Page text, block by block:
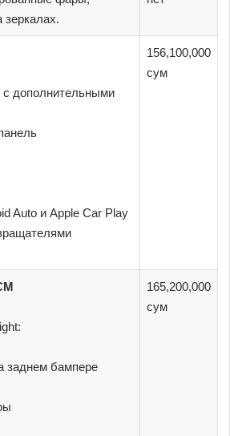
зеркалах.
c дополнительными
Auto и Apple Car Play
156,100,000
сум
заднем бампере
165,200,000
сум